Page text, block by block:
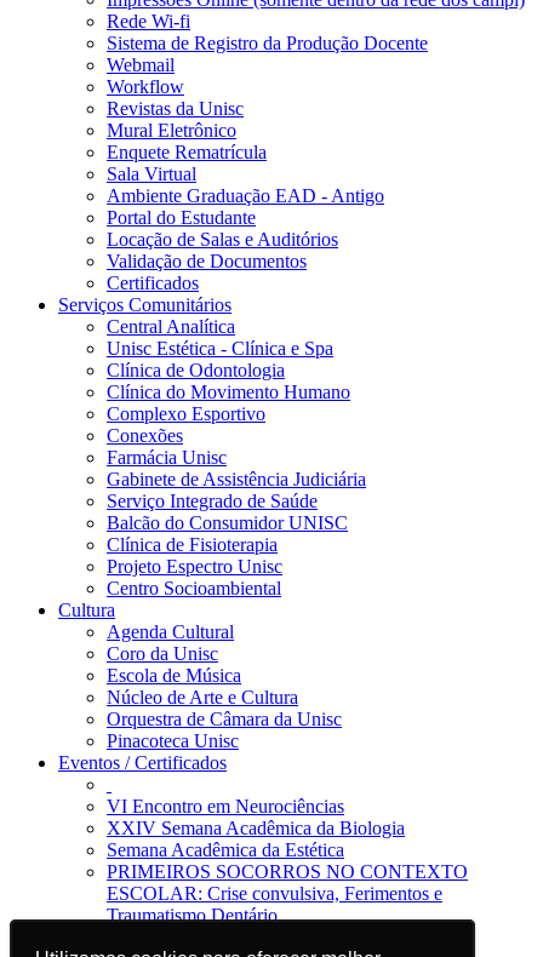
Rede Wi-fi
Sistema de Registro da Produção Docente
Webmail
Workflow
Revistas da Unisc
Mural Eletrônico
Enquete Rematrícula
Sala Virtual
Ambiente Graduação EAD - Antigo
Portal do Estudante
Locação de Salas e Auditórios
Validação de Documentos
Certificados
Serviços Comunitários
Central Analítica
Unisc Estética - Clínica e Spa
Clínica de Odontologia
Clínica do Movimento Humano
Complexo Esportivo
Conexões
Farmácia Unisc
Gabinete de Assistência Judiciária
Serviço Integrado de Saúde
Balcão do Consumidor UNISC
Clínica de Fisioterapia
Projeto Espectro Unisc
Centro Socioambiental
Cultura
Agenda Cultural
Coro da Unisc
Escola de Música
Núcleo de Arte e Cultura
Orquestra de Câmara da Unisc
Pinacoteca Unisc
Eventos / Certificados
VI Encontro em Neurociências
XXIV Semana Acadêmica da Biologia
Semana Acadêmica da Estética
PRIMEIROS SOCORROS NO CONTEXTO
ESCOLAR: Crise convulsiva, Ferimentos e
Traumatismo Dentário